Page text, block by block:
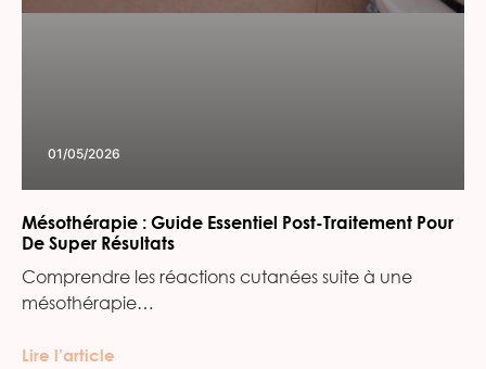
01/05/2026
Mésothérapie : Guide Essentiel Post-Traitement Pour
De Super Résultats
Comprendre les réactions cutanées suite à une
mésothérapie…
Lire l’article